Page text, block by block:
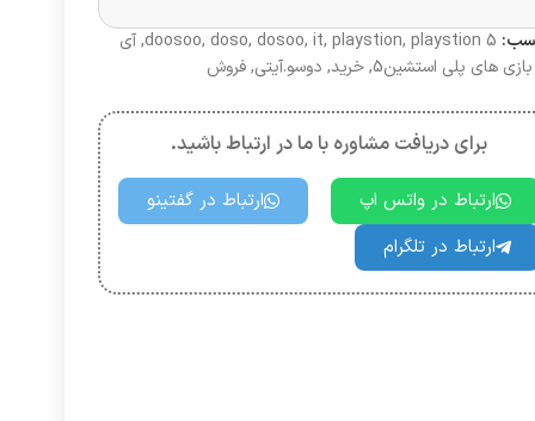
doosoo, doso, dosoo, it, playstion, playstion 5
, آی
بازی های پلی استشین5 , خرید, دوسو.آیتی, فروش
برای دریافت مشاوره با ما در ارتباط باشید.
ارتباط در واتس اپ
ارتباط در گفتینو
ارتباط در تلگرام